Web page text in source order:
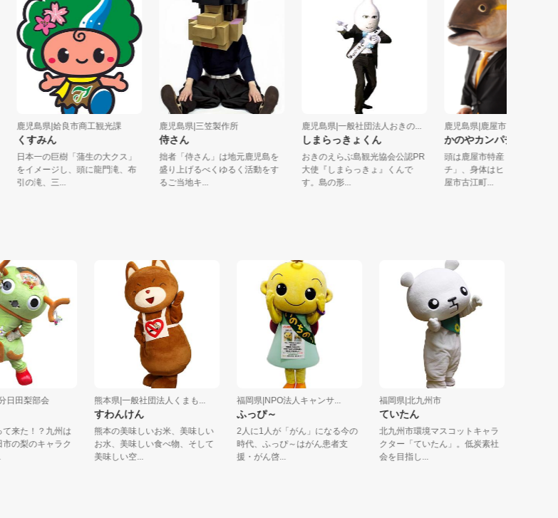
鹿児島県|姶良市商工観光課
くすみん
日本一の巨樹「蒲生の大クス」
をイメージし、頭に龍門滝、布
引の滝、三...
鹿児島県|三笠製作所
侍さん
拙者「侍さん」は地元鹿児島を
盛り上げるべくゆるく活動をす
るご当地キ...
鹿児島県|一般社団法人おきの...
しまらっきょくん
おきのえらぶ島観光協会公認PR
大使『しまらっきょ』くんで
す。島の形...
鹿児島県|鹿屋市
かのやカンパチロウ
頭は鹿屋市特産「かの
チ」、身体はヒトの半
屋市古江町...
梨部会
た！？九州は
梨のキャラク
熊本県|一般社団法人くまも...
すわんけん
熊本の美味しいお米、美味しい
お水、美味しい食べ物、そして
美味しい空...
福岡県|NPO法人キャンサ...
ふっぴ～
2人に1人が「がん」になる今の
時代、ふっぴ～はがん患者支
援・がん啓...
福岡県|北九州市
ていたん
北九州市環境マスコットキャラ
クター「ていたん」。低炭素社
会を目指し...